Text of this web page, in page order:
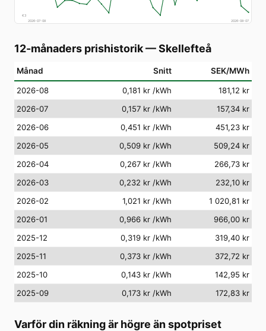
€3
2026-07-08
2026-08-07
12-månaders prishistorik—Skellefteå
Månad Snitt SEK/MWh
2026-08 0,181 kr /kWh
181,12 kr
2026-07
0,157 kr /kWh
157,34 kr
2026-06
0,451 kr /kWh
451,23 kr
2026-05
0,509 kr /kWh
509,24 kr
2026-04
0,267 kr /kWh
266,73 kr
2026-03
0,232 kr /kWh
232,10 kr
2026-02
1,021 kr /kWh
1 020,81 kr
2026-01
0,966 kr /kWh
966,00 kr
2025-12
0,319 kr /kWh
319,40 kr
2025-11
0,373 kr /kWh
372,72 kr
2025-10
0,143 kr /kWh
142,95 kr
2025-09
0,173 kr /kWh 172,83 kr
Varför din räkning är högre än spotpriset